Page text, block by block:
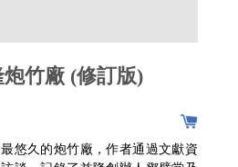
竹廠 (修訂版)
悠久的炮竹廠，作者通過文獻資